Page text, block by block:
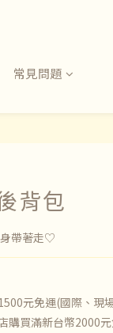
常見問題
背包
帶著走♡
元免運(國際、現
購買滿新台幣2000